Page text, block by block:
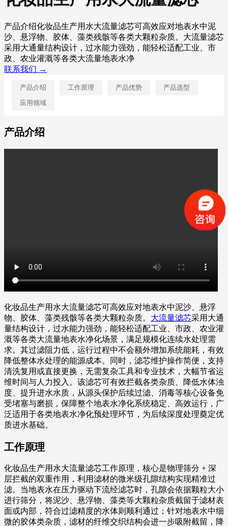
产品介绍化妆品生产用水大流量滤芯可高效应对地表水中泥
沙、悬浮物、胶体、藻类残骸等各类大颗粒杂质。大流量滤芯
采用大通量结构设计，过水能力强劲，能轻松适配工业、市
政、农业灌溉等各类大流量地表水净
联系我们 →
产品介绍 工作原理 产品优势
产品选型
应用领域
产品介绍
化妆品生产用水大流量滤芯可高效应对地表水中泥沙、悬浮
物、胶体、藻类残骸等各类大颗粒杂质。 大流量滤芯采用大通
量结构设计，过水能力强劲，能轻松适配工业、市政、农业灌
溉等各类大流量地表水净化场景，满足规模化连续水处理需
求。其过滤阻力低，运行过程中不会额外增加系统能耗，有效
降低整体水处理的能源成本。同时，滤芯维护操作简便，支持
清洗复用或直接更换，无需复杂工具和专业技术，大幅节省运
维时间与人力投入。该滤芯可有效拦截各类杂质、降低水体浊
度、提升进水水质，从源头保护后续过滤、消毒等核心设备免
受堵塞与磨损，保障整个地表水净化系统稳定、高效运行，广
泛适用于各类地表水净化预处理环节，为后续深度处理奠定优
质进水基础。
工作原理
化妆品生产用水大流量滤芯工作原理，核心是物理筛分 + 深
层拦截的双重作用，利用滤材的微米级孔隙结构实现精准过
滤。当地表水在压力驱动下流经滤芯时，孔隙会依据颗粒大小
进行筛分，将泥沙、悬浮物、藻类等大颗粒杂质截留于滤材表
面或内部，符合过滤精度的水体则顺利通过；针对地表水中细
微的胶体类杂质，滤材的纤维交织结构会进一步吸附截留，降